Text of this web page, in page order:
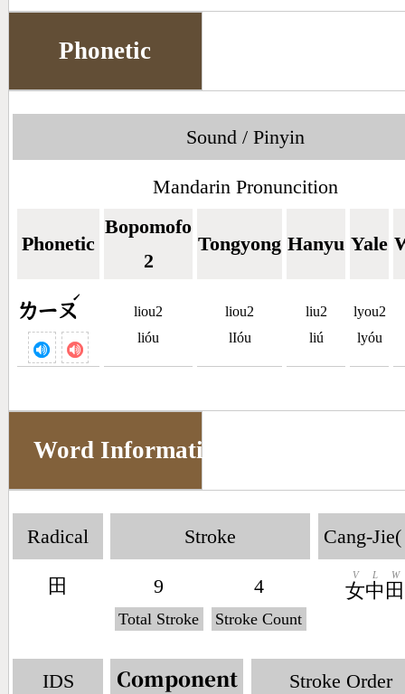
Phonetic
Sound / Pinyin
Mandarin Pronuncition
Phonetic
Bopomofo
2
Tongyong Hanyu Yale
ㄌㄧㄡ
ˊ
liou2
lióu
liou2
lIóu
liu2
liú
lyou2
lyóu
Word Information
Radical
田
Stroke
9
Total Stroke
4
Stroke Count
Cang-Jie(
女
V
中
L
田
W
IDS Component Stroke Order